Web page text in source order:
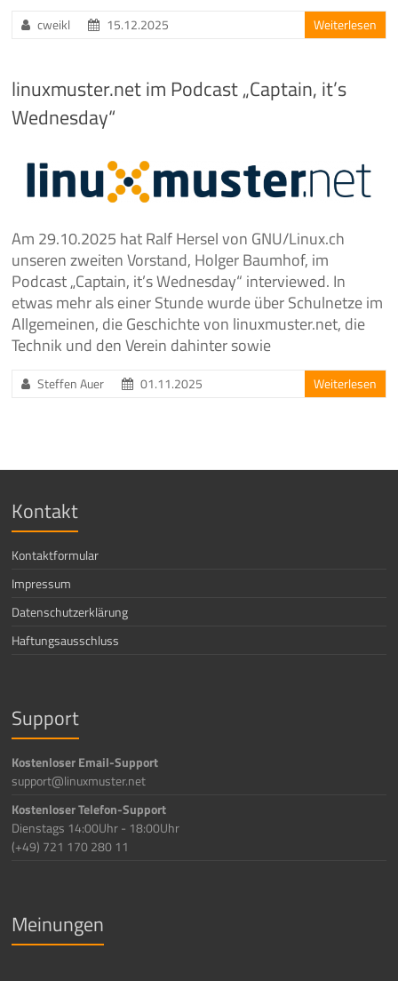
cweikl 15.12.2025 Weiterlesen
linuxmuster.net im Podcast „Captain, it’s
Wednesday“
Am 29.10.2025 hat Ralf Hersel von GNU/Linux.ch
unseren zweiten Vorstand, Holger Baumhof, im
Podcast „Captain, it’s Wednesday“ interviewed. In
etwas mehr als einer Stunde wurde über Schulnetze im
Allgemeinen, die Geschichte von linuxmuster.net, die
Technik und den Verein dahinter sowie
Steffen Auer 01.11.2025 Weiterlesen
Kontakt
Kontaktformular
Impressum
Datenschutzerklärung
Haftungsausschluss
Support
Kostenloser Email-Support
support@linuxmuster.net
Kostenloser Telefon-Support
Dienstags 14:00Uhr - 18:00Uhr
(+49) 721 170 280 11
Meinungen